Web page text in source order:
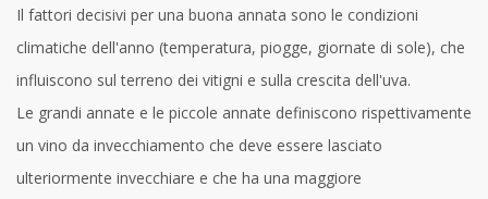
Il fattori decisivi per una buona annata sono le condizioni
climatiche dell'anno (temperatura, piogge, giornate di sole), che
influiscono sul terreno dei vitigni e sulla crescita dell'uva.
Le grandi annate e le piccole annate definiscono rispettivamente
un vino da invecchiamento che deve essere lasciato
ulteriormente invecchiare e che ha una maggiore